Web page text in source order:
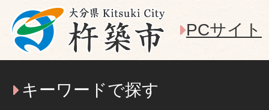
PCサイト
キーワードで探す